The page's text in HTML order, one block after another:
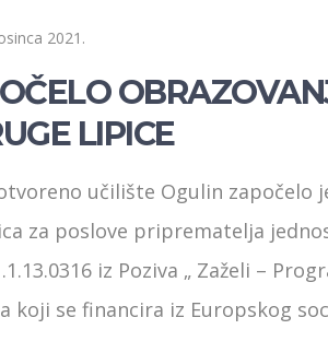
2021.
LIPICE
učilište Ogulin započelo
za poslove priprematelja
iz Poziva „ Zaželi –
koji se financira iz Europskog